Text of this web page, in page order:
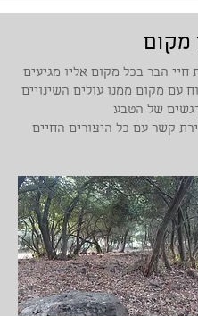
מקום
חיי הבר בכל מקום אליו מגיעים
עם מקום ממנו עולים השינויים
של הטבע
קשר עם כל היצורים החיים